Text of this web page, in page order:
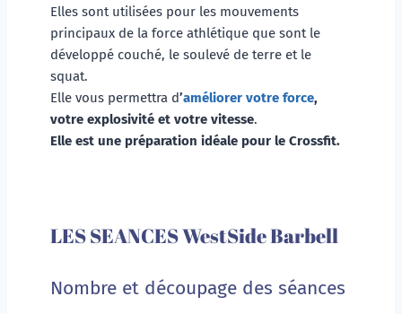
Elles sont utilisées pour les mouvements
principaux de la force athlétique que sont le
développé couché, le soulevé de terre et le
squat.
Elle vous permettra d’améliorer votre force,
votre explosivité et votre vitesse.
Elle est une préparation idéale pour le Crossfit.
LES SEANCES WestSide Barbell
Nombre et découpage des séances